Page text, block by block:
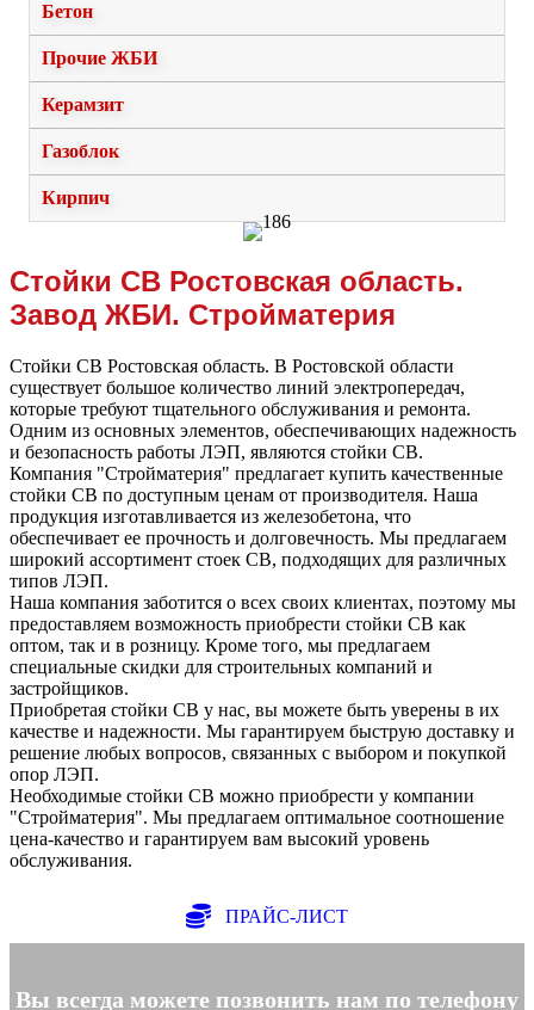
Бетон
Прочие ЖБИ
Керамзит
Газоблок
Кирпич
Стойки СВ Ростовская область.
Завод ЖБИ. Стройматерия
Стойки СВ Ростовская область. В Ростовской области
существует большое количество линий электропередач,
которые требуют тщательного обслуживания и ремонта.
Одним из основных элементов, обеспечивающих надежность
и безопасность работы ЛЭП, являются стойки СВ.
Компания "Стройматерия" предлагает купить качественные
стойки СВ по доступным ценам от производителя. Наша
продукция изготавливается из железобетона, что
обеспечивает ее прочность и долговечность. Мы предлагаем
широкий ассортимент стоек СВ, подходящих для различных
типов ЛЭП.
Наша компания заботится о всех своих клиентах, поэтому мы
предоставляем возможность приобрести стойки СВ как
оптом, так и в розницу. Кроме того, мы предлагаем
специальные скидки для строительных компаний и
застройщиков.
Приобретая стойки СВ у нас, вы можете быть уверены в их
качестве и надежности. Мы гарантируем быструю доставку и
решение любых вопросов, связанных с выбором и покупкой
опор ЛЭП.
Необходимые стойки СВ можно приобрести у компании
"Стройматерия". Мы предлагаем оптимальное соотношение
цена-качество и гарантируем вам высокий уровень
обслуживания.
ПРАЙС-ЛИСТ
Вы всегда можете позвонить нам по телефону